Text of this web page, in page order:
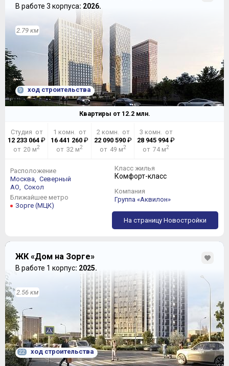
В работе 3 корпуса: 2026.
2.79 км
9 ход строительства
Квартиры от 12.2млн.
Студия от
12 233 064₽
от 20 м2
1 комн. от
16 441 260 ₽
от 32 м2
2 комн. от
22 090 590₽
от 49 м2
3 комн. от
28 945 994 ₽
от 74 м2
Расположение
Москва, Северный
АО, Сокол
Ближайшее метро
Зорге (МЦК)
Класс жилья
Комфорт-класс
Компания
Группа «Аквилон»
На страницу Новостройки
ЖК «Дом на Зорге»
В работе 1 корпус: 2025.
2.56 км
22 ход строительства